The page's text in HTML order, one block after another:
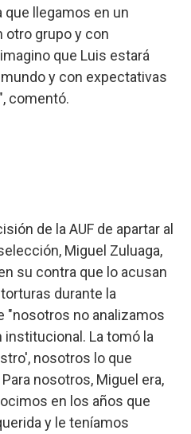
que llegamos en un
grupo y con
que Luis estará
y con expectativas
comentó.
de la AUF de apartar al
Miguel Zuluaga,
su contra que lo acusan
durante la
"nosotros no analizamos
institucional. La tomó la
nosotros lo que
nosotros, Miguel era,
en los años que
y le teníamos